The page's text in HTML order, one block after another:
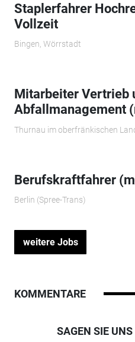
Staplerfahrer
Vollzeit
Bingen, Wörrstadt
Mitarbeiter Vertrieb
Abfallmanagement
Thurnau im oberfränkischen
Berufskraftfahrer
Berlin (Spree-Trans)
weitere Jobs
KOMMENTARE
SAGEN SIE